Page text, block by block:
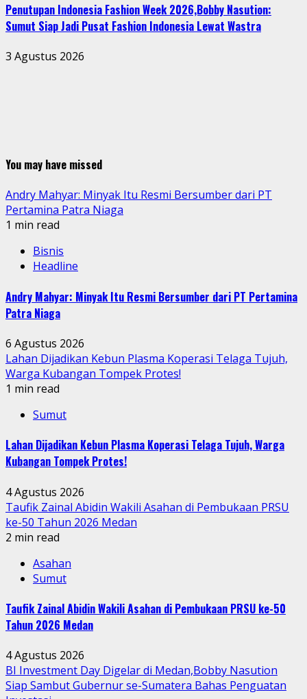
Penutupan Indonesia Fashion Week 2026,Bobby Nasution:
Sumut Siap Jadi Pusat Fashion Indonesia Lewat Wastra
3 Agustus 2026
You may have missed
Andry Mahyar: Minyak Itu Resmi Bersumber dari PT
Pertamina Patra Niaga
1 min read
Bisnis
Headline
Andry Mahyar: Minyak Itu Resmi Bersumber dari PT Pertamina
Patra Niaga
6 Agustus 2026
Lahan Dijadikan Kebun Plasma Koperasi Telaga Tujuh,
Warga Kubangan Tompek Protes!
1 min read
Sumut
Lahan Dijadikan Kebun Plasma Koperasi Telaga Tujuh, Warga
Kubangan Tompek Protes!
4 Agustus 2026
Taufik Zainal Abidin Wakili Asahan di Pembukaan PRSU
ke-50 Tahun 2026 Medan
2 min read
Asahan
Sumut
Taufik Zainal Abidin Wakili Asahan di Pembukaan PRSU ke-50
Tahun 2026 Medan
4 Agustus 2026
BI Investment Day Digelar di Medan,Bobby Nasution
Siap Sambut Gubernur se-Sumatera Bahas Penguatan